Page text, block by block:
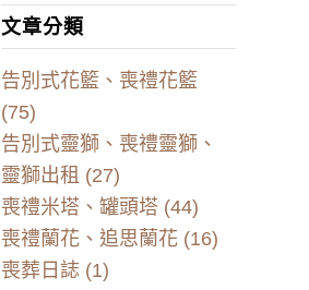
文章分類
告別式花籃、喪禮花籃
(75)
告別式靈獅、喪禮靈獅、
靈獅出租 (27)
喪禮米塔、罐頭塔 (44)
喪禮蘭花、追思蘭花(16)
喪葬日誌 (1)